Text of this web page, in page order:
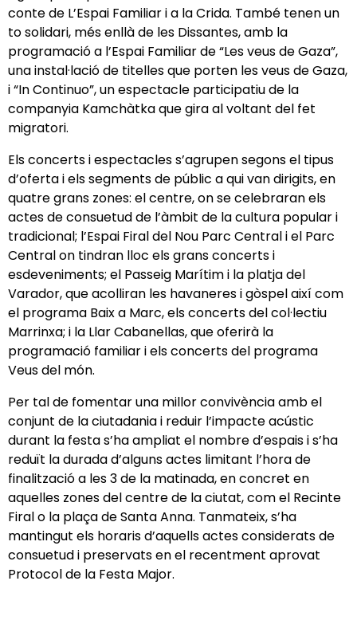
conte de L’Espai Familiar i a la Crida. També tenen un
to solidari, més enllà de les Dissantes, amb la
programació a l’Espai Familiar de “Les veus de Gaza”,
una instal·lació de titelles que porten les veus de Gaza,
i “In Continuo”, un espectacle participatiu de la
companyia Kamchàtka que gira al voltant del fet
migratori.
Els concerts i espectacles s’agrupen segons el tipus
d’oferta i els segments de públic a qui van dirigits, en
quatre grans zones: el centre, on se celebraran els
actes de consuetud de l’àmbit de la cultura popular i
tradicional; l’Espai Firal del Nou Parc Central i el Parc
Central on tindran lloc els grans concerts i
esdeveniments; el Passeig Marítim i la platja del
Varador, que acolliran les havaneres i gòspel així com
el programa Baix a Marc, els concerts del col·lectiu
Marrinxa; i la Llar Cabanellas, que oferirà la
programació familiar i els concerts del programa
Veus del món.
Per tal de fomentar una millor convivència amb el
conjunt de la ciutadania i reduir l’impacte acústic
durant la festa s’ha ampliat el nombre d’espais i s’ha
reduït la durada d’alguns actes limitant l’hora de
finalització a les 3 de la matinada, en concret en
aquelles zones del centre de la ciutat, com el Recinte
Firal o la plaça de Santa Anna. Tanmateix, s’ha
mantingut els horaris d’aquells actes considerats de
consuetud i preservats en el recentment aprovat
Protocol de la Festa Major.